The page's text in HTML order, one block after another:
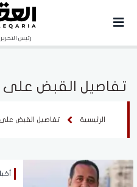
رئيس التحرير
تفاصيل القبض
الرئيسية تفاصيل القبض